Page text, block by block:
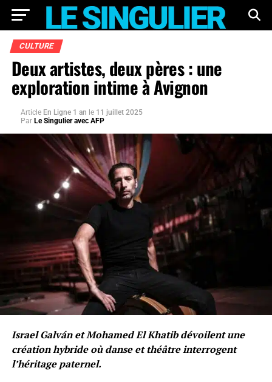
CULTURE
Deux artistes, deux pères : une
exploration intime à Avignon
Article En Ligne 1 an le 11 juillet 2025
Par Le Singulier avec AFP
Israel Galván et Mohamed El Khatib dévoilent une
création hybride où danse et théâtre interrogent
l’héritage paternel.